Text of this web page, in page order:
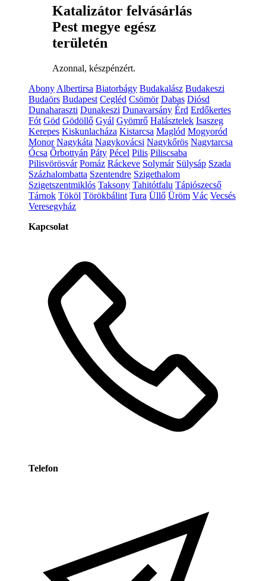
Katalizátor felvásárlás
Pest megye egész
területén
Azonnal, készpénzért.
Abony Albertirsa Biatorbágy Budakalász Budakeszi
Budaörs Budapest Cegléd Csömör Dabas Diósd
Dunaharaszti Dunakeszi Dunavarsány Érd Erdőkertes
Fót Göd Gödöllő Gyál Gyömrő Halásztelek Isaszeg
Kerepes Kiskunlacháza Kistarcsa Maglód Mogyoród
Monor Nagykáta Nagykovácsi Nagykőrös Nagytarcsa
Ócsa Őrbottyán Páty Pécel Pilis Piliscsaba
Pilisvörösvár Pomáz Ráckeve Solymár Sülysáp Szada
Százhalombatta Szentendre Szigethalom
Szigetszentmiklós Taksony Tahitótfalu Tápiószecső
Tárnok Tököl Törökbálint Tura Üllő Üröm Vác Vecsés
Veresegyház
Kapcsolat
Telefon